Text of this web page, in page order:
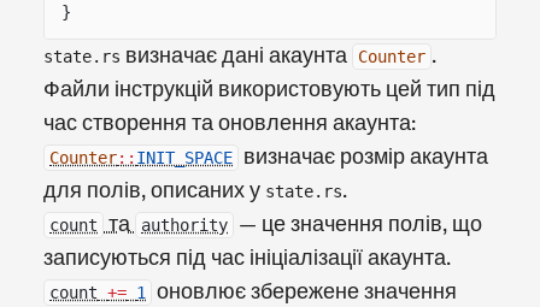
}
state.rs визначає дані акаунта Counter .
Файли інструкцій використовують цей тип під
час створення та оновлення акаунта:
Counter:: INIT_SPACE
визначає розмір акаунта
для полів, описаних у state.rs.
count та authority
— це значення полів, що
записуються під час ініціалізації акаунта.
count += 1
оновлює збережене значення